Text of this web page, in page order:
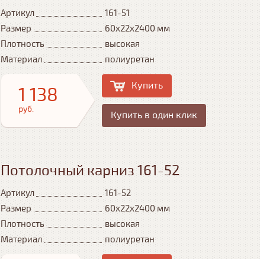
Артикул
161-51
Размер
60x22x2400 мм
Плотность
высокая
Материал
полиуретан
1 138
руб.
Купить
Купить в один клик
Потолочный карниз 161-52
Артикул
161-52
Размер
60x22x2400 мм
Плотность
высокая
Материал
полиуретан